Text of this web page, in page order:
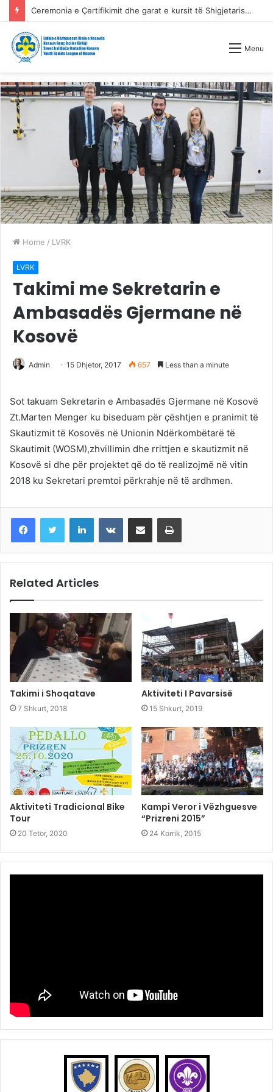
Ceremonia e Çertifikimit dhe garat e kursit të Shigjetarisë Tradicionale
Menu
Home / LVRK
LVRK
Takimi me Sekretarin e
Ambasadës Gjermane në
Kosovë
Admin 15 Dhjetor, 2017 657 Less than a minute
Sot takuam Sekretarin e Ambasadës Gjermane në Kosovë
Zt.Marten Menger ku biseduam për çështjen e pranimit të
Skautizmit të Kosovës në Unionin Ndërkombëtarë të
Skautimit (WOSM),zhvillimin dhe rrittjen e skautizmit në
Kosovë si dhe për projektet që do të realizojmë në vitin
2018 ku Sekretari premtoi përkrahje në të ardhmen.
LinkedInVKontakteShare via Email Print
Related Articles
Takimi i Shoqatave
7 Shkurt, 2018
Aktiviteti I Pavarsisë
15 Shkurt, 2019
Aktiviteti Tradicional Bike
Tour
20 Tetor, 2020
Kampi Veror i Vëzhguesve
“Prizreni 2015”
24 Korrik, 2015